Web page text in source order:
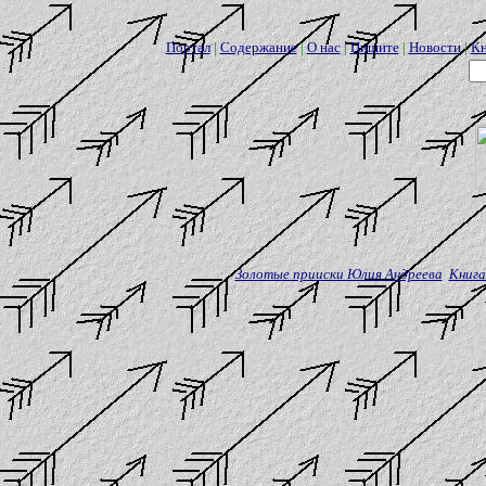
Портал|Содержание|О нас|Пишите|Новости|
Золотые прииски Юлия Андреева